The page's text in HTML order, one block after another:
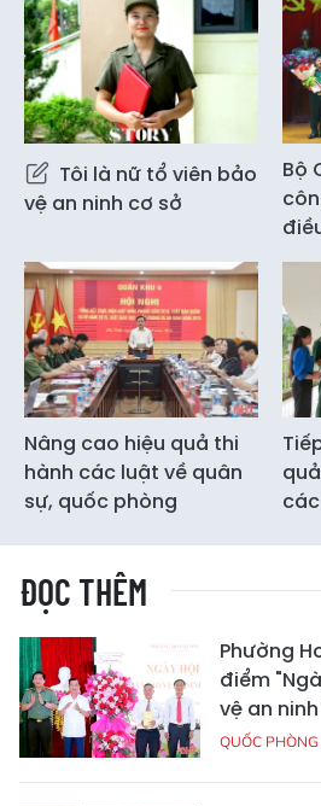
Tôi là nữ tổ viên bảo
vệ an ninh cơ sở
Bộ
Nâng cao hiệu quả thi
hành các luật về quân
sự, quốc phòng
ĐỌC THÊM
Phường
điểm
vệ an
QUỐC